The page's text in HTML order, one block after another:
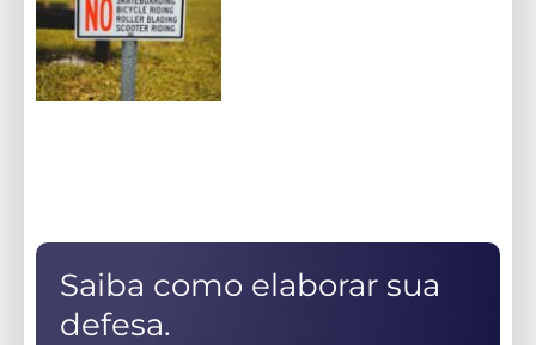
Saiba como elaborar sua
defesa.